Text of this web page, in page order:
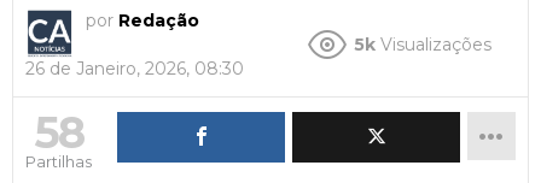
por Redação
26 de Janeiro, 2026, 08:30
5k Visualizações
58
Partilhas